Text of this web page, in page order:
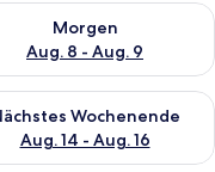
Aug. 7 - Aug. 8.
Morgen
Aug. 8 - Aug. 9
die Verfügbarkeit
Wochenende, Aug. 7
Wochenende
Aug. 14 - Aug. 16
die Verfügbarkeit